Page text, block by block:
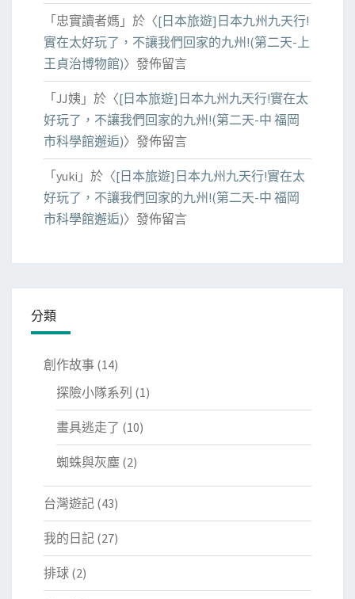
「 忠實讀者媽 」於〈[日本旅遊]日本九州九天行!
實在太好玩了，不讓我們回家的九州!(第二天-上
王貞治博物館)〉發佈留言
「 JJ姨 」於〈[日本旅遊]日本九州九天行!實在太
好玩了，不讓我們回家的九州!(第二天-中 福岡
市科學館邂逅)〉發佈留言
「 yuki 」於〈[日本旅遊]日本九州九天行!實在太
好玩了，不讓我們回家的九州!(第二天-中 福岡
市科學館邂逅)〉發佈留言
分類
創作故事 (14)
探險小隊系列 (1)
畫具逃走了 (10)
蜘蛛與灰塵 (2)
台灣遊記 (43)
我的日記 (27)
排球 (2)